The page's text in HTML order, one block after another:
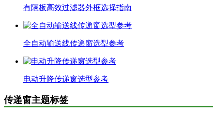
有隔板高效过滤器外框选择指南
全自动输送线传递窗选型参考
电动升降传递窗选型参考
传递窗主题标签